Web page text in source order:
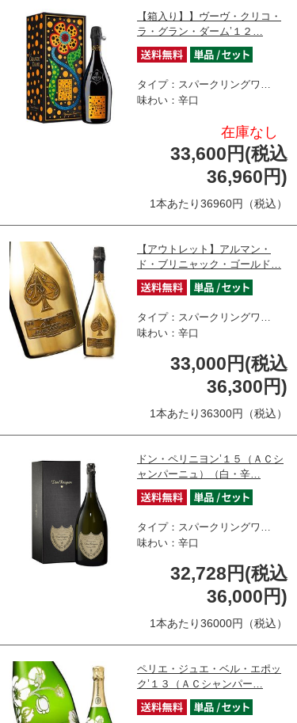
【箱入り】】ヴーヴ・クリコ・
ラ・グラン・ダーム’１２…
タイプ：スパークリングワ…
味わい：辛口
在庫なし
33,600円(税込
36,960円)
1本あたり36960円（税込）
【アウトレット】アルマン・
ド・ブリニャック・ゴールド…
タイプ：スパークリングワ…
味わい：辛口
33,000円(税込
36,300円)
1本あたり36300円（税込）
ドン・ペリニヨン’１５（ＡＣシ
ャンパーニュ）（白・辛…
タイプ：スパークリングワ…
味わい：辛口
32,728円(税込
36,000円)
1本あたり36000円（税込）
ペリエ・ジュエ・ベル・エポッ
ク’１３（ＡＣシャンパー…